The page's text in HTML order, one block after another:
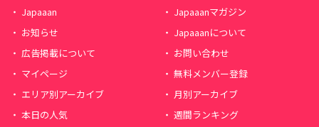
Japaaan
Japaaanマガジン
お知らせ
Japaaanについて
広告掲載について
お問い合わせ
マイページ
無料メンバー登録
エリア別アーカイブ
月別アーカイブ
本日の人気
週間ランキング